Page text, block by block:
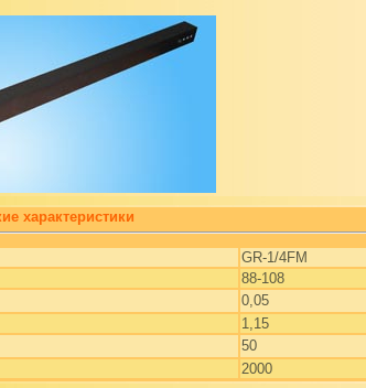
характеристики
GR-1/4FM
88-108
0,05
1,15
50
2000